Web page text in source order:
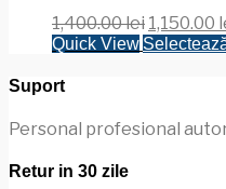
1,400.00lei Prețul
inițial
1,150.00
Quick View
Suport
Personal profesional
Retur in 30 zile